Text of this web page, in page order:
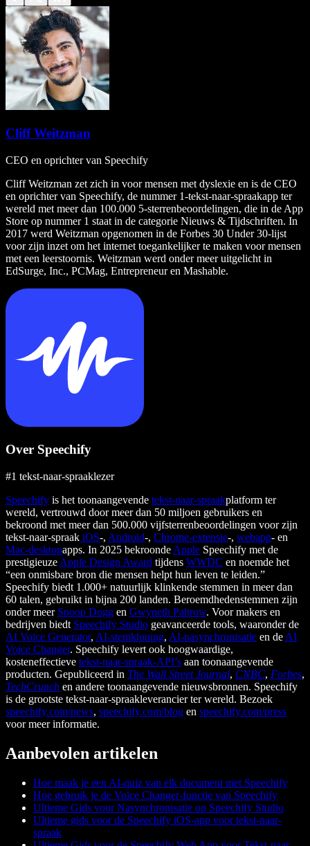
Cliff Weitzman
CEO en oprichter van Speechify
Cliff Weitzman zet zich in voor mensen met dyslexie en is de CEO
en oprichter van Speechify, de nummer 1-tekst-naar-spraakapp ter
wereld met meer dan 100.000 5-sterrenbeoordelingen, die in de App
Store op nummer 1 staat in de categorie Nieuws & Tijdschriften. In
2017 werd Weitzman opgenomen in de Forbes 30 Under 30-lijst
voor zijn inzet om het internet toegankelijker te maken voor mensen
met een leerstoornis. Weitzman werd onder meer uitgelicht in
EdSurge, Inc., PCMag, Entrepreneur en Mashable.
Over Speechify
#1 tekst-naar-spraaklezer
Speechify is het toonaangevende tekst-naar-spraakplatform ter
wereld, vertrouwd door meer dan 50 miljoen gebruikers en
bekroond met meer dan 500.000 vijfsterrenbeoordelingen voor zijn
tekst-naar-spraak iOS-, Android-, Chrome-extensie-, webapp- en
Mac-desktopapps. In 2025 bekroonde Apple Speechify met de
prestigieuze Apple Design Award tijdens WWDC en noemde het
“een onmisbare bron die mensen helpt hun leven te leiden.”
Speechify biedt 1.000+ natuurlijk klinkende stemmen in meer dan
60 talen, gebruikt in bijna 200 landen. Beroemdhedenstemmen zijn
onder meer Snoop Dogg en Gwyneth Paltrow. Voor makers en
bedrijven biedt Speechify Studio geavanceerde tools, waaronder de
AI Voice Generator, AI-stemkloning, AI-nasynchronisatie en de AI
Voice Changer. Speechify levert ook hoogwaardige,
kosteneffectieve tekst-naar-spraak-API’s aan toonaangevende
producten. Gepubliceerd in The Wall Street Journal, CNBC, Forbes,
TechCrunch en andere toonaangevende nieuwsbronnen. Speechify
is de grootste tekst-naar-spraakleverancier ter wereld. Bezoek
speechify.com/news, speechify.com/blog en speechify.com/press
voor meer informatie.
Aanbevolen artikelen
Hoe maak je een AI-quiz van elk document met Speechify
Hoe gebruik je de Voice Changer-functie van Speechify
Ultieme Gids voor Nasynchronisatie op Speechify Studio
Ultieme gids voor de Speechify iOS-app voor tekst-naar-
spraak